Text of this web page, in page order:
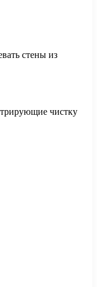
стены из
чистку